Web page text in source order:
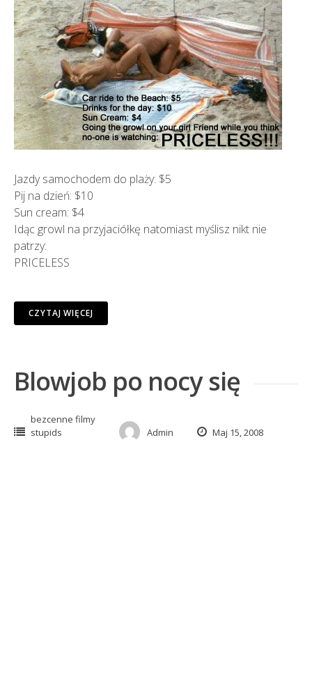
Jazdy samochodem do plaży: $5
Pij na dzień: $10
Sun cream: $4
Idąc growl na przyjaciółkę natomiast myślisz nikt nie
patrzy:
PRICELESS
CZYTAJ WIĘCEJ
Blowjob po nocy się
bezcenne filmy
stupids
Admin Maj 15, 2008